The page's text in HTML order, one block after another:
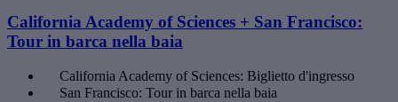
California Academy of Sciences + San Francisco:
Tour in barca nella baia
California Academy of Sciences: Biglietto d'ingresso
San Francisco: Tour in barca nella baia